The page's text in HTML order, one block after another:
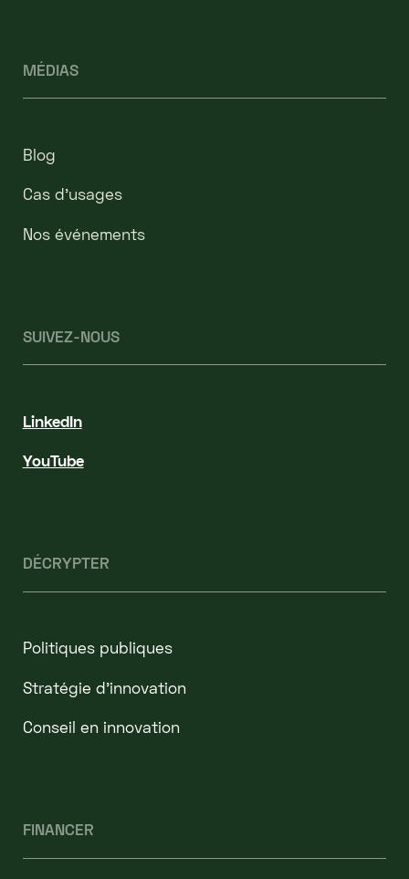
MÉDIAS
Blog
Cas d’usages
Nos événements
SUIVEZ-NOUS
LinkedIn
YouTube
DÉCRYPTER
Politiques publiques
Stratégie d'innovation
Conseil en innovation
FINANCER